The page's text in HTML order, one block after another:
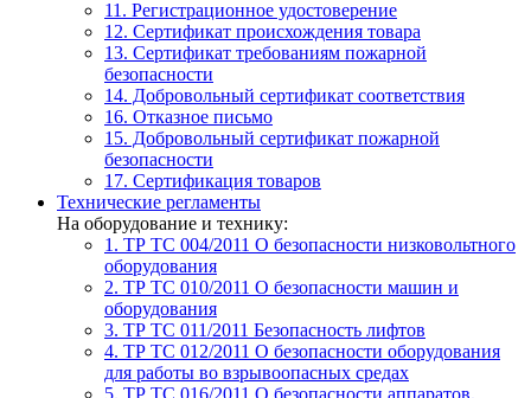
11. Регистрационное удостоверение
12. Сертификат происхождения товара
13. Сертификат требованиям пожарной
безопасности
14. Добровольный сертификат соответствия
16. Отказное письмо
15. Добровольный сертификат пожарной
безопасности
17. Сертификация товаров
Технические регламенты
На оборудование и технику:
1. ТР ТС 004/2011 О безопасности низковольтного
оборудования
2. ТР ТС 010/2011 О безопасности машин и
оборудования
3. ТР ТС 011/2011 Безопасность лифтов
4. ТР ТС 012/2011 О безопасности оборудования
для работы во взрывоопасных средах
5. ТР ТС 016/2011 О безопасности аппаратов,